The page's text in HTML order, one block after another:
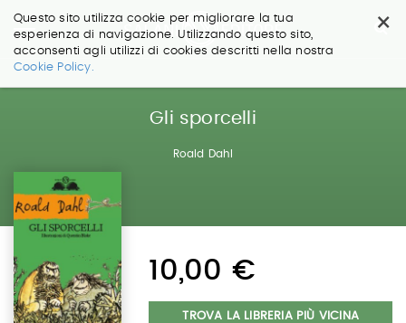
×
Questo sito utilizza cookie per migliorare la tua
esperienza di navigazione. Utilizzando questo sito,
acconsenti agli utilizzi di cookies descritti nella nostra
Cookie Policy.
Salta
Gli sporcelli
Roald Dahl
10,00 €
TROVA LA LIBRERIA PIÙ VICINA